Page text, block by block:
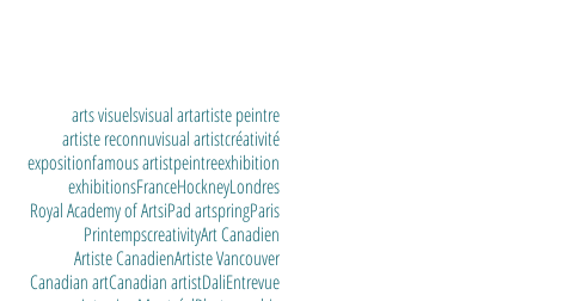
arts visuelsvisual artartiste peintre
artiste reconnuvisual artistcréativité
expositionfamous artistpeintreexhibition
exhibitionsFranceHockneyLondres
Royal Academy of ArtsiPad artspringParis
PrintempscreativityArt Canadien
Artiste CanadienArtiste Vancouver
Canadian artCanadian artistDaliEntrevue